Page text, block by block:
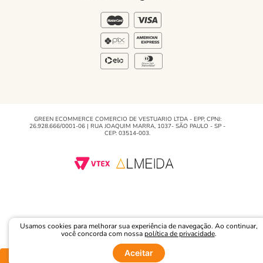
Usamos cookies para melhorar sua experiência de navegação. Ao continuar,
você concorda com nossa política de privacidade.
Aceitar
Regulamento e Promoções
GREEN ECOMMERCE COMERCIO DE VESTUARIO LTDA - EPP, CPNJ:
26.928.666/0001-06 | RUA JOAQUIM MARRA, 1037- SÃO PAULO - SP -
CEP: 03514-003.